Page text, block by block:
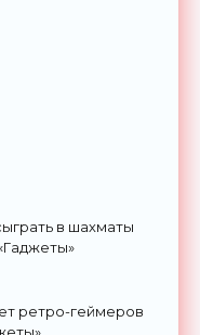
в шахматы
ретро-геймеров